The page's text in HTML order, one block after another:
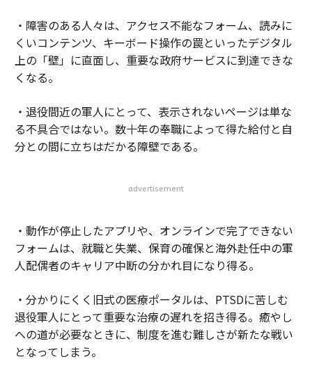
・障害のある人々は、アクセス不能なフォーム、読みに
くいコンテンツ、キーボード操作の罠といったデジタル
上の「壁」に直面し、重要な政府サービスに到達できな
くなる。
・退役間近の軍人にとって、表示されないページは単な
る不具合ではない。数十年の奉職によって得た給付と自
分との間に立ちはだかる障壁である。
advertisement
・動作が停止したアプリや、オンラインで完了できない
フォームは、就職と失業、保育の確保と海外赴任中の軍
人配偶者のキャリア中断の分かれ目になり得る。
・分かりにくく旧式の医療ポータルは、PTSDに苦しむ
退役軍人にとって重要な治療の遅れを招き得る。癒やし
への道が必要なときに、制度を進む難しさが新たな戦い
となってしまう。